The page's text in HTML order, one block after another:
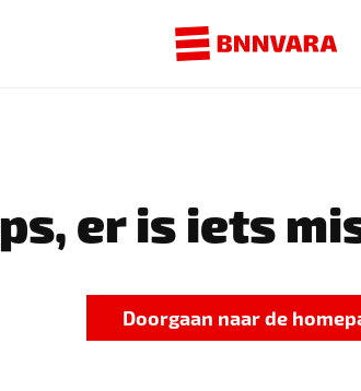
er is iets
Doorgaan naar de